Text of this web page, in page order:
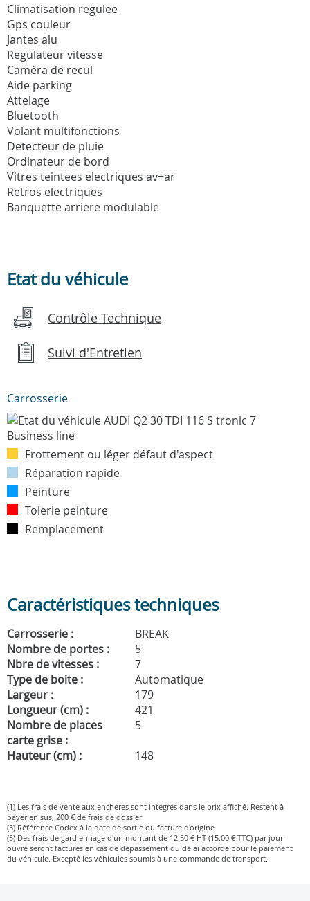
Climatisation regulee
Gps couleur
Jantes alu
Regulateur vitesse
Caméra de recul
Aide parking
Attelage
Bluetooth
Volant multifonctions
Detecteur de pluie
Ordinateur de bord
Vitres teintees electriques av+ar
Retros electriques
Banquette arriere modulable
Etat du véhicule
Contrôle Technique
Suivi d'Entretien
Carrosserie
Frottement ou léger défaut d'aspect
Réparation rapide
Peinture
Tolerie peinture
Remplacement
Caractéristiques techniques
Carrosserie :
BREAK
Nombre de portes :
5
Nbre de vitesses :
7
Type de boite :
Automatique
Largeur :
179
Longueur (cm) :
421
Nombre de places
carte grise :
5
Hauteur (cm) :
148
(1) Les frais de vente aux enchères sont intégrés dans le prix affiché. Restent à
payer en sus, 200 € de frais de dossier
(3) Référence Codex à la date de sortie ou facture d'origine
(5) Des frais de gardiennage d'un montant de 12.50 € HT (15.00 € TTC) par jour
ouvré seront facturés en cas de dépassement du délai accordé pour le paiement
du véhicule. Excepté les véhicules soumis à une commande de transport.